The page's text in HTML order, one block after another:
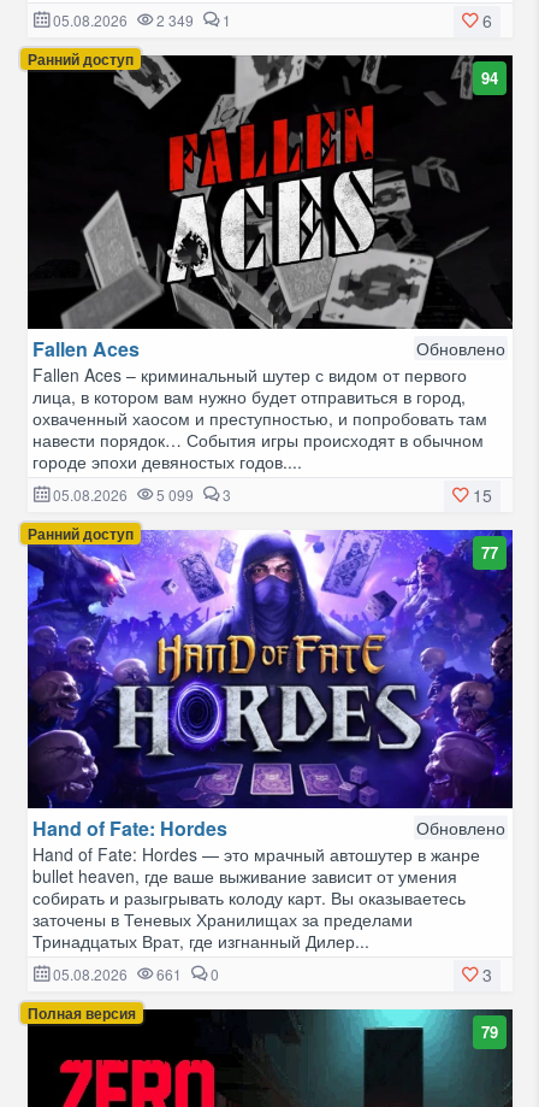
6
05.08.2026 2 349 1
Ранний доступ
94
Fallen Aces
Обновлено
Fallen Aces – криминальный шутер с видом от первого
лица, в котором вам нужно будет отправиться в город,
охваченный хаосом и преступностью, и попробовать там
навести порядок… События игры происходят в обычном
городе эпохи девяностых годов....
15
05.08.2026 5 099 3
Ранний доступ
77
Hand of Fate: Hordes
Обновлено
Hand of Fate: Hordes — это мрачный автошутер в жанре
bullet heaven, где ваше выживание зависит от умения
собирать и разыгрывать колоду карт. Вы оказываетесь
заточены в Теневых Хранилищах за пределами
Тринадцатых Врат, где изгнанный Дилер...
3
05.08.2026 661 0
Полная версия
79